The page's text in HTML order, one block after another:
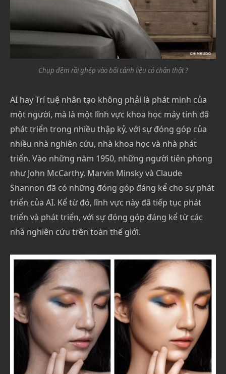
Chụp đệm rồi ghép vào bối cảnh liệu có chân thật ?
AI hay Trí tuệ nhân tạo không phải là phát minh của
một người, mà là một lĩnh vực khoa học máy tính đã
phát triển trong nhiều thập kỷ, với sự đóng góp của
nhiều nhà nghiên cứu, nhà khoa học và nhà phát
triển. Vào những năm 1950, những người tiên phong
như John McCarthy, Marvin Minsky và Claude
Shannon đã có những đóng góp đáng kể cho sự phát
triển của AI. Kể từ đó, lĩnh vực này đã tiếp tục phát
triển và phát triển, với sự đóng góp đáng kể từ các
nhà nghiên cứu trên toàn thế giới.